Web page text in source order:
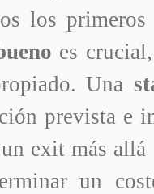
los
es
Una
prevista e
exit más allá
un